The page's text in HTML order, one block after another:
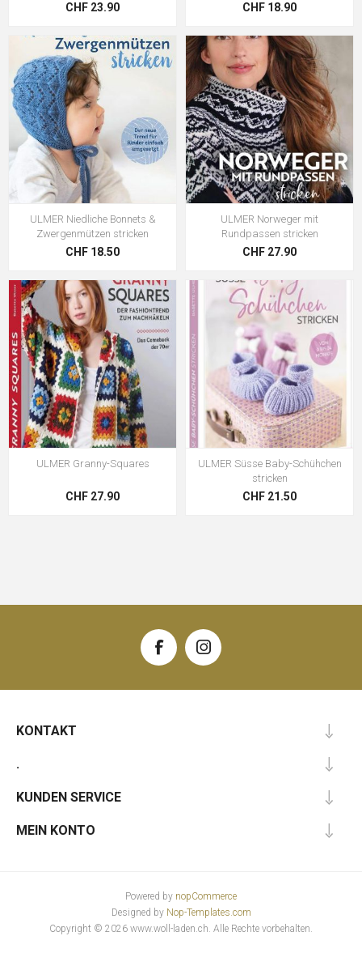
CHF 23.90 CHF 18.90
ULMER Niedliche Bonnets &
Zwergenmützen stricken
CHF 18.50
ULMER Norweger mit
Rundpassen stricken
CHF 27.90
ULMER Granny-Squares
CHF 27.90
ULMER Süsse Baby-Schühchen
stricken
CHF 21.50
KONTAKT
.
KUNDEN SERVICE
MEIN KONTO
Powered by nopCommerce
Designed by Nop-Templates.com
Copyright © 2026 www.woll-laden.ch. Alle Rechte vorbehalten.